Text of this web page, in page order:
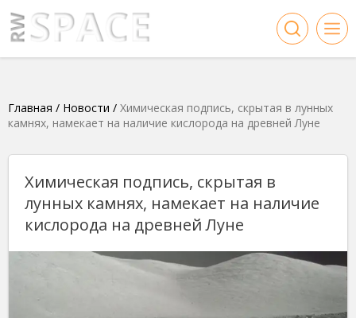
Главная / Новости / Химическая подпись, скрытая в лунных
камнях, намекает на наличие кислорода на древней Луне
Химическая подпись, скрытая в
лунных камнях, намекает на наличие
кислорода на древней Луне